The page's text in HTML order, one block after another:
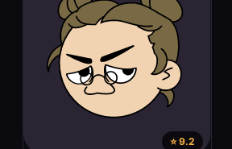
⭐ 9.2